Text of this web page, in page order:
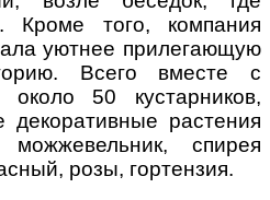
Кроме того, компания
уютнее прилегающую
Всего вместе с
50 кустарников,
декоративные растения
спирея
розы, гортензия.